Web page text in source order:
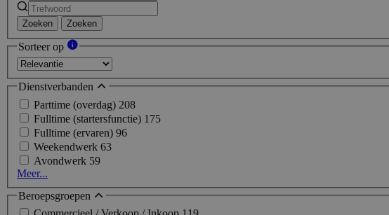
Zoeken Zoeken
Sorteer op
Dienstverbanden
Parttime (overdag) 208
Fulltime (startersfunctie) 175
Fulltime (ervaren) 96
Weekendwerk 63
Avondwerk 59
Meer...
Beroepsgroepen